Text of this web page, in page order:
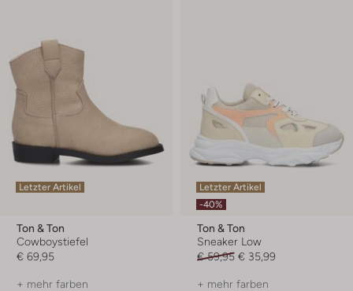
Letzter Artikel
Ton & Ton
Cowboystiefel
€ 69,95
+ mehr farben
Letzter Artikel
-40%
Ton & Ton
Sneaker Low
€ 59,95 € 35,99
+ mehr farben